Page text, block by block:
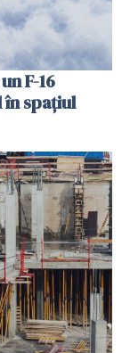
F-16
spațiul